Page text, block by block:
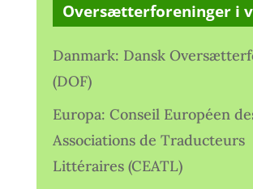
Oversætterforeninger i
Danmark: Dansk
(DOF)
Europa: Conseil Européen
Associations de Traducteurs
Littéraires (CEATL)